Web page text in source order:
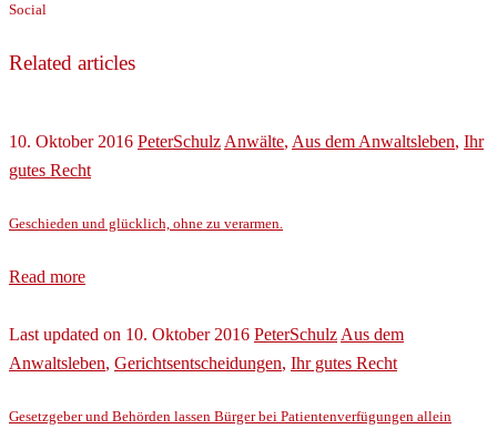
Social
Related articles
10. Oktober 2016 PeterSchulz Anwälte, Aus dem Anwaltsleben, Ihr
gutes Recht
Geschieden und glücklich, ohne zu verarmen.
Read more
Last updated on 10. Oktober 2016 PeterSchulz Aus dem
Anwaltsleben, Gerichtsentscheidungen, Ihr gutes Recht
Gesetzgeber und Behörden lassen Bürger bei Patientenverfügungen allein